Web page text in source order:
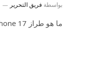
بواسطة فريق التحرير
ما هو طراز iPhone 17 الذي أنت متحمس للغاية لرؤيته؟ [Poll]